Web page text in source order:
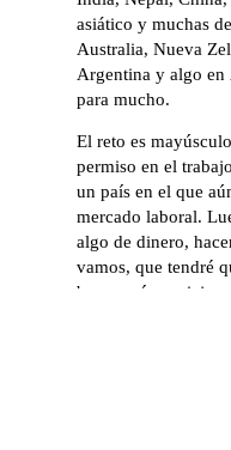
asiático y muchas
Australia, Nueva
Argentina y algo en
para mucho.
El reto es
permiso en el
un país en el que
mercado laboral.
algo de dinero,
vamos, que tendré
buscar cómo viajar,